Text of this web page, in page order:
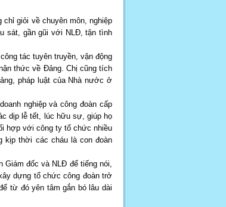
giỏi về chuyên môn, nghiệp
sát, gần gũi với NLĐ, tận tình
tác tuyên truyền, vận động
thức về Đảng. Chị cũng tích
pháp luật của Nhà nước ở
nghiệp và công đoàn cấp
dịp lễ tết, lúc hữu sự, giúp họ
hợp với công ty tổ chức nhiều
kịp thời các cháu là con đoàn
Giám đốc và NLĐ để tiếng nói,
dựng tổ chức công đoàn trở
từ đó yên tâm gắn bó lâu dài